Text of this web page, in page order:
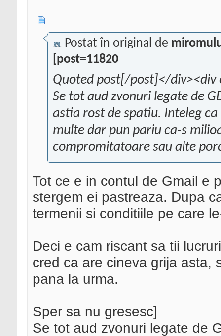
Postat în original de
[post=11820
Quoted post[/post]</div><div
Se tot aud zvonuri legate de
astia rost de spatiu. Inteleg
multe dar pun pariu ca-s
compromitatoare sau alte
Tot ce e in contul de Gmail e
stergem ei pastreaza. Dupa
termenii si conditiile pe care
Deci e cam riscant sa tii
cred ca are cineva grija asta,
pana la urma.
Sper sa nu gresesc]
Se tot aud zvonuri legate de